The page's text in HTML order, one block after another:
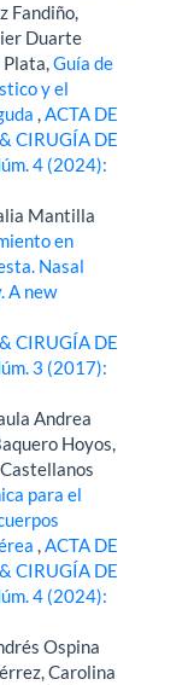
Fandiño,
Duarte
Plata,Guía de
y el
,ACTA DE
CIRUGÍA DE
4 (2024):
Mantilla
en
Nasal
A new
CIRUGÍA DE
3 (2017):
Andrea
Hoyos,
para el
,ACTA DE
CIRUGÍA DE
4 (2024):
Ospina
Carolina